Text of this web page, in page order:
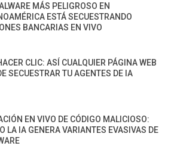
MÁS PELIGROSO EN
ESTÁ SECUESTRANDO
BANCARIAS EN VIVO
CLIC: ASÍ CUALQUIER PÁGINA WEB
SECUESTRAR TU AGENTES DE IA
EN VIVO DE CÓDIGO MALICIOSO:
LA IA GENERA VARIANTES EVASIVAS DE